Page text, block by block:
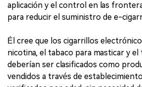
aplicación y el control en las
para reducir el suministro de e-
Él cree que los cigarrillos
nicotina, el tabaco para masticar y
deberían ser clasificados como
vendidos a través de